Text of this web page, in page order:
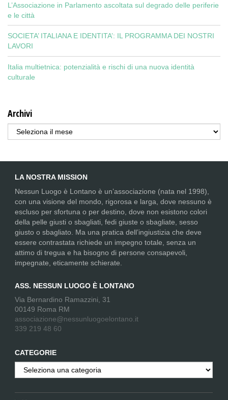
L’Associazione in Parlamento ascoltata sul degrado delle periferie
e le città
SOCIETA’ ITALIANA E IDENTITA’: IL PROGRAMMA DEI NOSTRI
LAVORI
Italia multietnica: potenzialità e rischi di una nuova identità
culturale
Archivi
Archivi
LA NOSTRA MISSION
Nessun Luogo è Lontano è un’associazione (nata nel 1998),
con una visione del mondo, rigorosa e larga, dove nessuno è
escluso per sfortuna o per destino, dove non esistono colori
della pelle giusti o sbagliati, fedi giuste o sbagliate, sesso
giusto o sbagliato. Ma una pratica dell’ingiustizia che deve
essere contrastata richiede un impegno totale, senza un
attimo di tregua e ha bisogno di persone consapevoli,
impegnate, eticamente schierate.
ASS. NESSUN LUOGO È LONTANO
Via Bernardino Ramazzini, 31
00149 Roma RM
associazione@nessunluogoelontano.it
339 219 48 60
CATEGORIE
Categorie